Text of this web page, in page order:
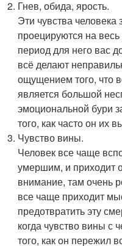
Гнев, обида, ярость.
Эти чувства
проецируются на
период для него вас
всё делают
ощущением того, что
является большой
эмоциональной бури
того, как часто он их
Чувство вины.
Человек все чаще
умершим, и приходит
внимание, там очень
все чаще приходит
предотвратить эту
когда чувство вины с
того, как он пережил